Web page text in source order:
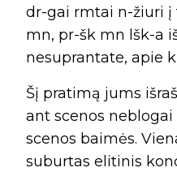
dr-gai rmtai n-žiuri į
mn, pr-šk mn lšk-a
nesuprantate, apie
Šį pratimą jums
ant scenos
scenos baimės.
suburtas elitinis